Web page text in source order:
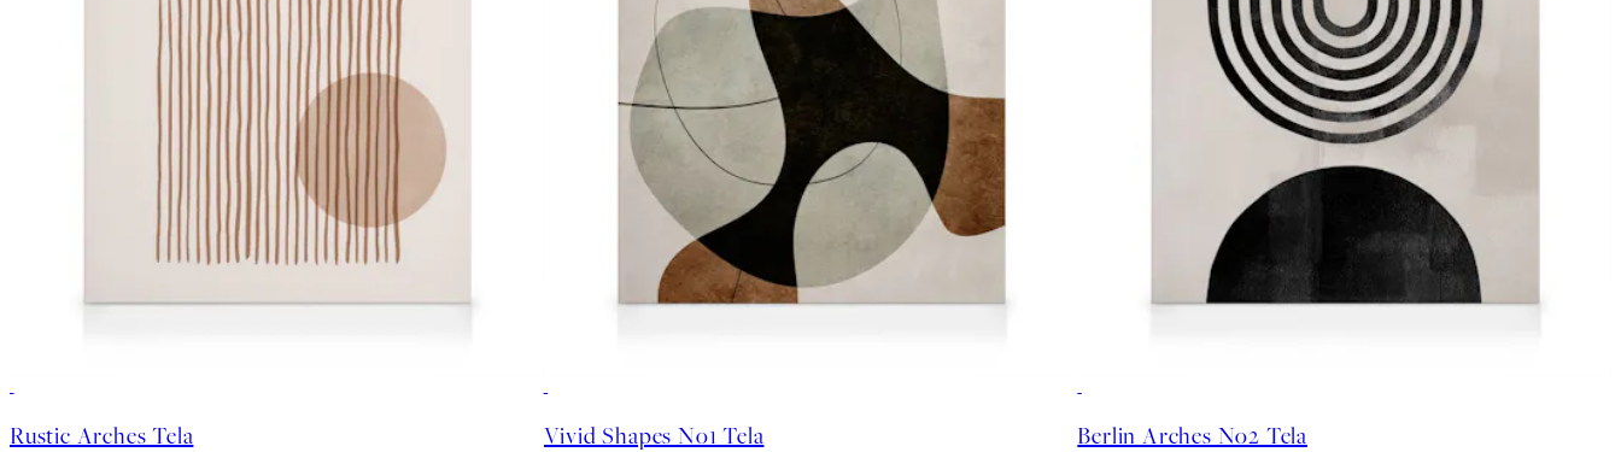
Rustic Arches Tela Vivid Shapes No1 Tela Berlin Arches No2 Tela